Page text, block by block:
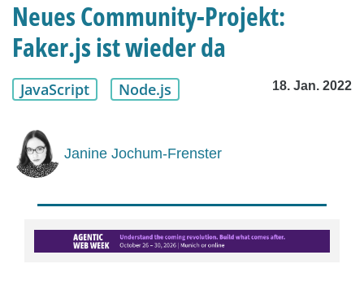
Neues Community-Projekt:
Faker.js ist wieder da
JavaScript Node.js 18. Jan. 2022
Janine Jochum-Frenster